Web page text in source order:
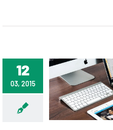
12
03, 2015